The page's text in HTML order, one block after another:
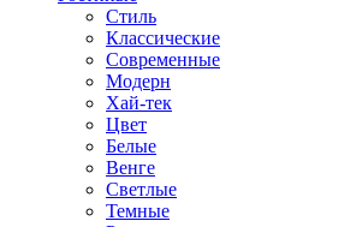
Стиль
Классические
Современные
Модерн
Хай-тек
Цвет
Белые
Венге
Светлые
Темные